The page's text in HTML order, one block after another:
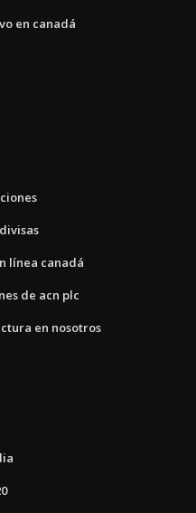
en canadá
línea canadá
de acn plc
en nosotros